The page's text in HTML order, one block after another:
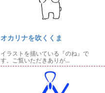
オカリナを吹くくま
イラストを描いている『のね』で
す。ご覧いただきありが...